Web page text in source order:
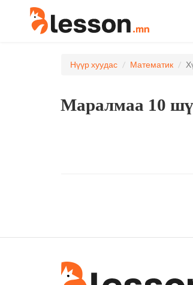
Нүүр хуудас Математик
Маралмаа 10